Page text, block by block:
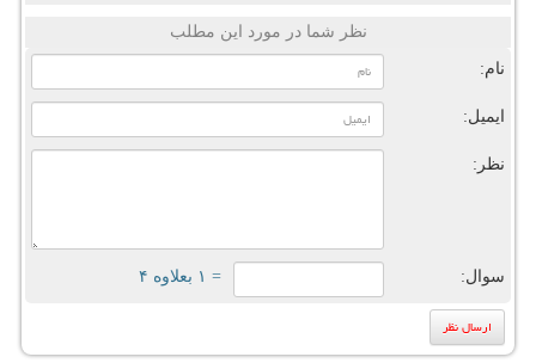
نظر شما در مورد این مطلب
نام:
ایمیل:
نظر:
سوال: = ۱ بعلاوه ۴